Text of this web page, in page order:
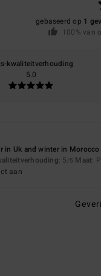
gebaseerd op 1
100% van
kwaliteitverhouding
5.0
in Uk and winter in Morocco
: 5 /5 Maat:
aan